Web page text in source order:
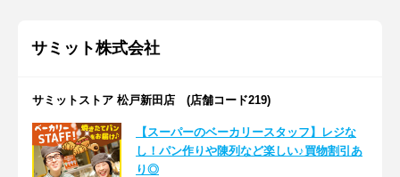
サミット株式会社
サミットストア 松戸新田店 (店舗コード219)
【スーパーのベーカリースタッフ】レジな
し！パン作りや陳列など楽しい♪買物割引あ
り◎